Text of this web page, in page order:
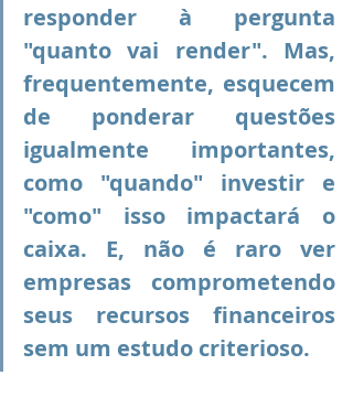
responder à pergunta
"quanto vai render". Mas,
frequentemente, esquecem
de ponderar questões
igualmente importantes,
como "quando" investir e
"como" isso impactará o
caixa. E, não é raro ver
empresas comprometendo
seus recursos financeiros
sem um estudo criterioso.